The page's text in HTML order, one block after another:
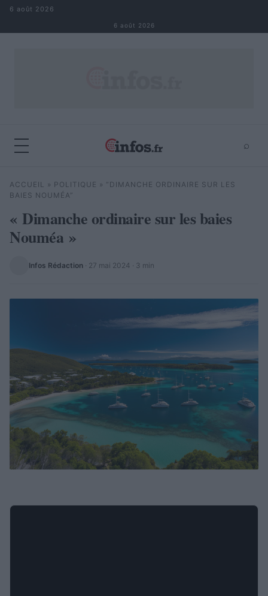
Aller au contenu
6 août 2026
6 août 2026
⌕
Rechercher ⌕
ACCUEIL » POLITIQUE » “DIMANCHE ORDINAIRE SUR LES
BAIES NOUMÉA”
« Dimanche ordinaire sur les baies
Nouméa »
Infos Rédaction · 27 mai 2024 · 3 min